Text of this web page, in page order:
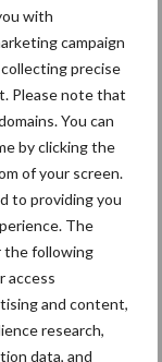
with
campaign
precise
Please note that
You can
by clicking the
of your screen.
to providing you
The
the following
access
and content,
research,
data, and
Fokkerij